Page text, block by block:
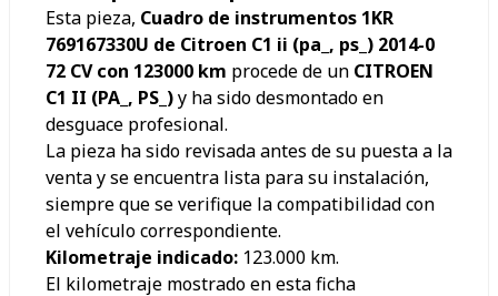
Esta pieza, Cuadro de instrumentos 1KR
769167330U de Citroen C1 ii (pa_, ps_) 2014-0
72 CV con 123000 km procede de un CITROEN
C1 II (PA_, PS_)y ha sido desmontado en
desguace profesional.
La pieza ha sido revisada antes de su puesta a la
venta y se encuentra lista para su instalación,
siempre que se verifique la compatibilidad con
el vehículo correspondiente.
Kilometraje indicado: 123.000 km.
El kilometraje mostrado en esta ficha